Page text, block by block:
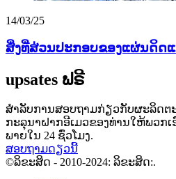
14/03/25
ສິ່ງທີ່ສ່ວນປະກອບຂອງແຜ່ນດິດ
upsates ຟຣີ
ສໍາລັບການສອບຖາມກ່ຽວກັບຜະລິດຕ
ກະລຸນາຝາກອີເມວຂອງທ່ານໃຫ້ພວກ
ພາຍໃນ 24 ຊົ່ວໂມງ.
ສອບຖາມດຽວນີ້
©ລິຂະສິດ - 2010-2024: ລິຂະສິດ:.